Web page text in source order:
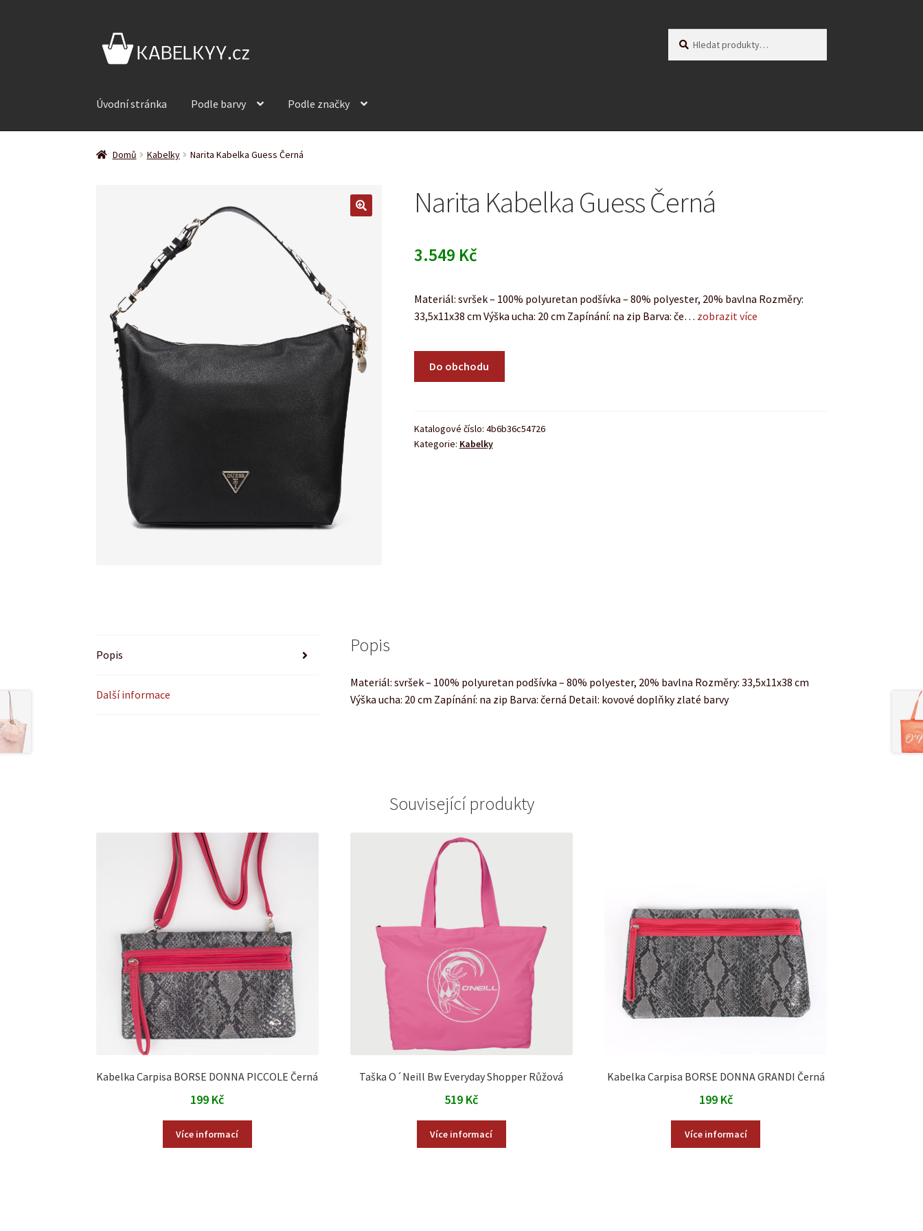
Přeskočit
na
Přejít
Úvodní stránka Podle barvy Podle značky
Domů Kabelky Narita Kabelka Guess Černá
Narita Kabelka Guess Černá
3.549 Kč
Materiál: svršek – 100% polyuretan podšívka – 80% polyester, 20% bavlna Rozměry:
33,5x11x38 cm Výška ucha: 20 cm Zapínání: na zip Barva: če… zobrazit více
Do obchodu
Katalogové číslo: 4b6b36c54726
Kategorie: Kabelky
Popis
Další informace
Popis
Materiál: svršek – 100% polyuretan podšívka – 80% polyester, 20% bavlna Rozměry: 33,5x11x38 cm
Výška ucha: 20 cm Zapínání: na zip Barva: černá Detail: kovové doplňky zlaté barvy
Související produkty
Kabelka Carpisa BORSE DONNA PICCOLE Černá
199 Kč
Více informací
Taška O´Neill Bw Everyday Shopper Růžová
519 Kč
Více informací
Kabelka Carpisa BORSE DONNA GRANDI Černá
199 Kč
Více informací